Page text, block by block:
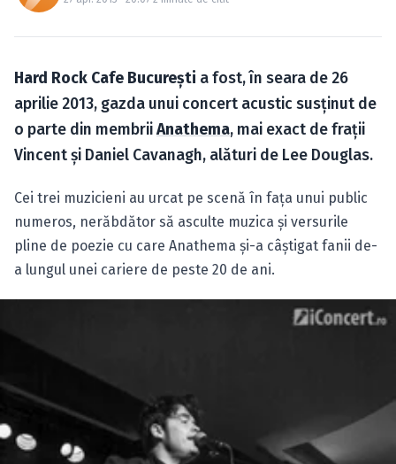
Caută în site...
Hard Rock Cafe Bucureşti a fost, în seara de 26
aprilie 2013, gazda unui concert acustic susţinut de
o parte din membriiAnathema, mai exact de fraţii
Vincent şi Daniel Cavanagh, alături de Lee Douglas.
Cei trei muzicieni au urcat pe scenă în faţa unui public
numeros, nerăbdător să asculte muzica şi versurile
pline de poezie cu care Anathema şi-a câştigat fanii de-
a lungul unei cariere de peste 20 de ani.